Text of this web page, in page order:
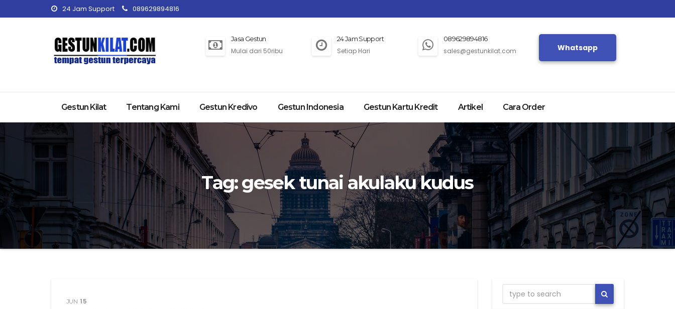
24 Jam Support 089629894816
Jasa Gestun
Mulai dari 50ribu
24 Jam Support
Setiap Hari
089629894816
sales@gestunkilat.com Whatsapp
Gestun Kilat Tentang Kami Gestun Kredivo Gestun Indonesia Gestun Kartu Kredit Artikel Cara Order
Tag:gesek tunai akulaku kudus
JUN 15